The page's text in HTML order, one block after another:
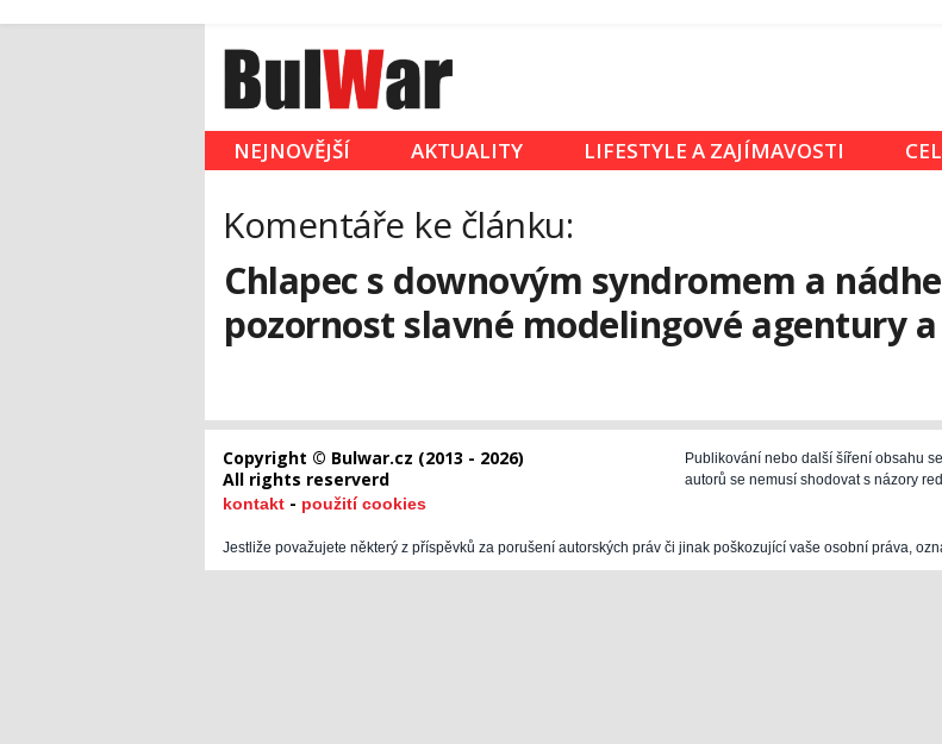
NEJNOVĚJŠÍ AKTUALITY LIFESTYLE A ZAJÍMAVOSTI
Komentáře ke článku:
Chlapec s downovým syndromem a
pozornost slavné modelingové agentury
Copyright © Bulwar.cz (2013 - 2026)
All rights reserverd
kontakt - použití cookies
Publikování nebo další šíření obsahu
autorů se nemusí shodovat s názory
Jestliže považujete některý z příspěvků za porušení autorských práv či jinak poškozující vaše osobní práva,